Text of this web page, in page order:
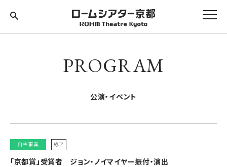
PROGRAM
公演・イベント
自主事業 終了
「京都賞」受賞者 ジョン・ノイマイヤー振付・演出